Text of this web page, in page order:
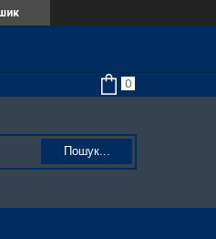
Пошук...